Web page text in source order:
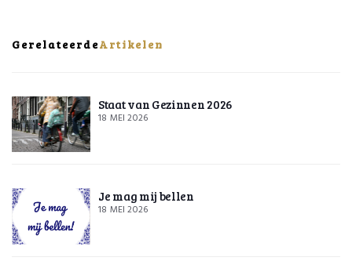
GerelateerdeArtikelen
Staat van Gezinnen 2026
18 MEI 2026
Je mag mij bellen
18 MEI 2026